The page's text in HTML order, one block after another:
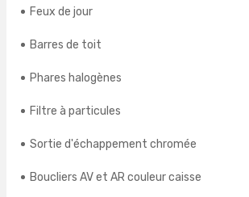
Feux de jour
Barres de toit
Phares halogènes
Filtre à particules
Sortie d'échappement chromée
Boucliers AV et AR couleur caisse